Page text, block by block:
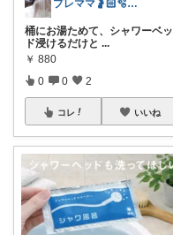
プレママ🤰🏻🫧KARIちゃん
桶にお湯ためて、シャワーベッ
ド浸けるだけと ...
￥ 880
0 0 2
コレ いいね